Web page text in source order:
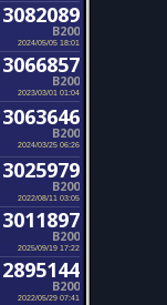
3082089
B200
2024/05/05 18:01
3066857
B200
2023/03/01 01:04
3063646
B200
2024/03/25 06:26
3025979
B200
2022/08/11 03:05
3011897
B200
2025/09/19 17:22
2895144
B200
2022/05/29 07:41